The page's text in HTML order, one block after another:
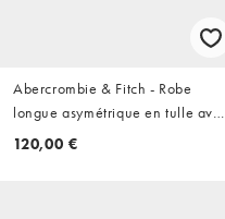
Abercrombie & Fitch - Robe
longue asymétrique en tulle avec
découpe - Vert
120,00 €